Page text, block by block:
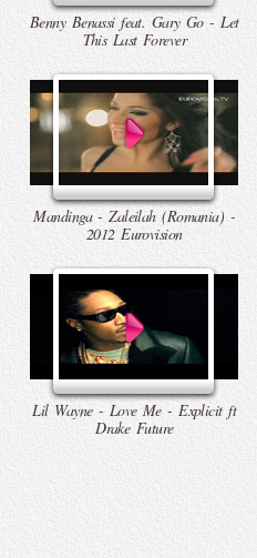
Benny Benassi feat. Gary Go - Let
This Last Forever
Mandinga - Zaleilah (Romania) -
2012 Eurovision
Lil Wayne - Love Me - Explicit ft
Drake Future